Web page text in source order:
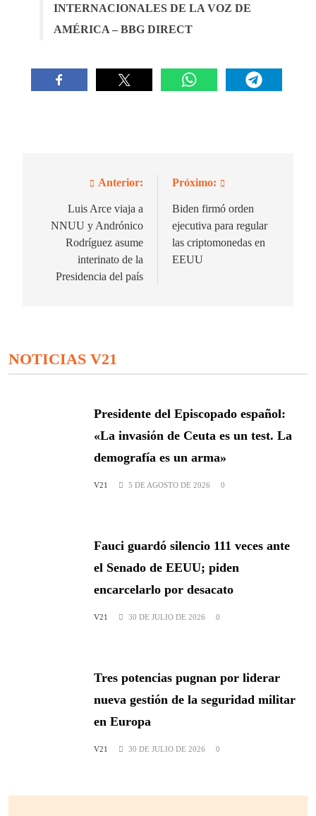
INTERNACIONALES DE LA VOZ DE
AMÉRICA – BBG DIRECT
Navegación
entradas
Anterior:
Luis Arce viaja a
NNUU y Andrónico
Rodríguez asume
interinato de la
Presidencia del país
Próximo:
Biden firmó orden
ejecutiva para regular
las criptomonedas en
EEUU
NOTICIAS V21
Presidente del Episcopado español:
«La invasión de Ceuta es un test. La
demografía es un arma»
V21 5 DE AGOSTO DE 2026 0
Fauci guardó silencio 111 veces ante
el Senado de EEUU; piden
encarcelarlo por desacato
V21 30 DE JULIO DE 2026 0
Tres potencias pugnan por liderar
nueva gestión de la seguridad militar
en Europa
V21 30 DE JULIO DE 2026 0